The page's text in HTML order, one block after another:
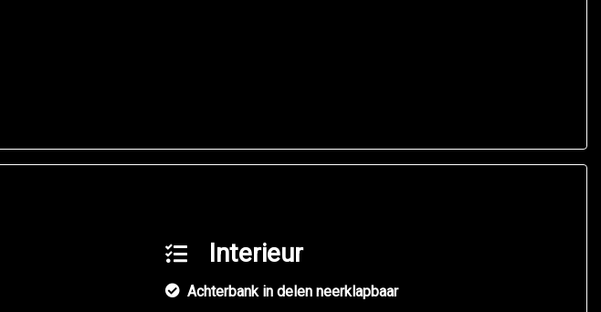
Interieur
Achterbank in delen neerklapbaar